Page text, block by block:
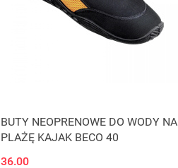
BUTY NEOPRENOWE DO WODY NA
PLAŻĘ KAJAK BECO 40
36.00